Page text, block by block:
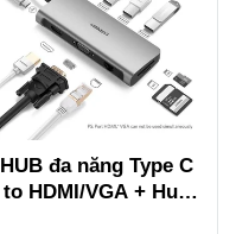
HUB đa năng Type C
to HDMI/VGA + Hub